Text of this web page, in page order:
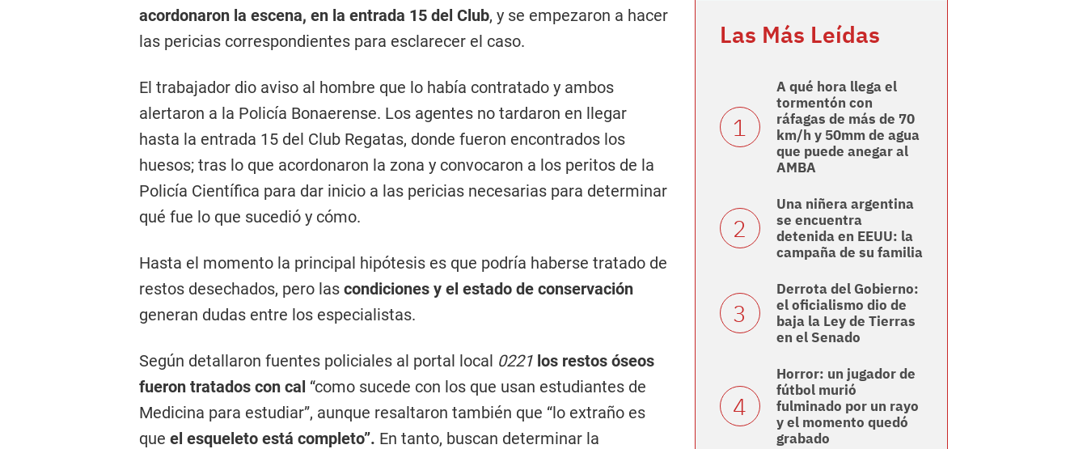
acordonaron la escena, en la entrada 15 del Club, y se empezaron a hacer
las pericias correspondientes para esclarecer el caso.
El trabajador dio aviso al hombre que lo había contratado y ambos
alertaron a la Policía Bonaerense. Los agentes no tardaron en llegar
hasta la entrada 15 del Club Regatas, donde fueron encontrados los
huesos; tras lo que acordonaron la zona y convocaron a los peritos de la
Policía Científica para dar inicio a las pericias necesarias para determinar
qué fue lo que sucedió y cómo.
Hasta el momento la principal hipótesis es que podría haberse tratado de
restos desechados, pero las condiciones y el estado de conservación
generan dudas entre los especialistas.
Según detallaron fuentes policiales al portal local 0221 los restos óseos
fueron tratados con cal “como sucede con los que usan estudiantes de
Medicina para estudiar”, aunque resaltaron también que “lo extraño es
que el esqueleto está completo”. En tanto, buscan determinar la
Las Más Leídas
A qué hora llega el
tormentón con
ráfagas de más de 70
km/h y 50mm de agua
que puede anegar al
AMBA
Una niñera argentina
se encuentra
detenida en EEUU: la
campaña de su familia
Derrota del Gobierno:
el oficialismo dio de
baja la Ley de Tierras
en el Senado
Horror: un jugador de
fútbol murió
fulminado por un rayo
y el momento quedó
grabado